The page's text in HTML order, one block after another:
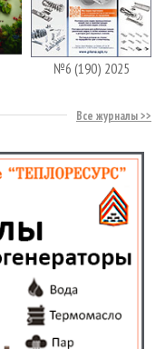
№6 (190) 2025
Все журналы